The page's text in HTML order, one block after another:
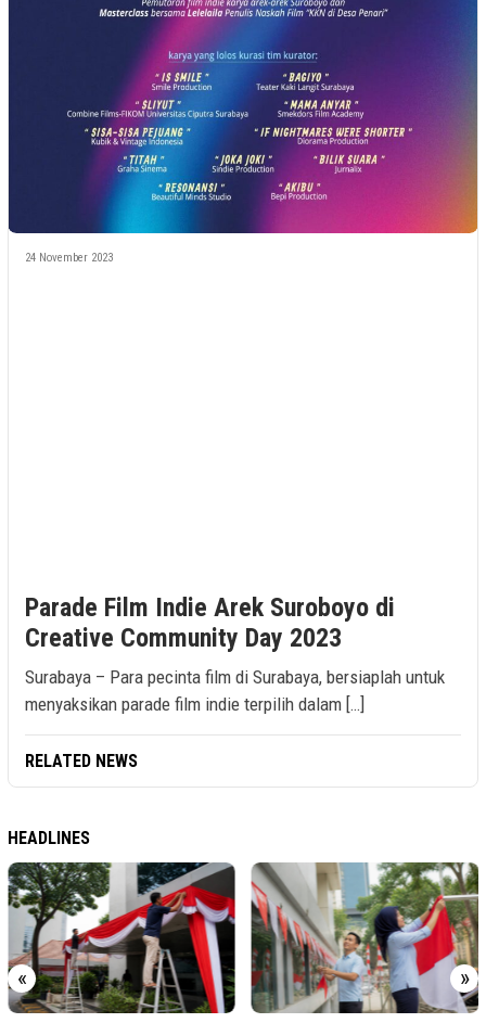
24 November 2023
Parade Film Indie Arek Suroboyo di
Creative Community Day 2023
Surabaya – Para pecinta film di Surabaya, bersiaplah untuk
menyaksikan parade film indie terpilih dalam […]
RELATED NEWS
HEADLINES
« »